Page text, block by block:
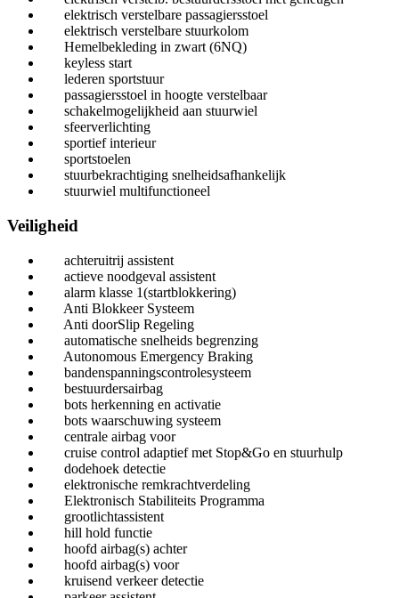
elektrisch verstelbare passagiersstoel
elektrisch verstelbare stuurkolom
Hemelbekleding in zwart (6NQ)
keyless start
lederen sportstuur
passagiersstoel in hoogte verstelbaar
schakelmogelijkheid aan stuurwiel
sfeerverlichting
sportief interieur
sportstoelen
stuurbekrachtiging snelheidsafhankelijk
stuurwiel multifunctioneel
Veiligheid
achteruitrij assistent
actieve noodgeval assistent
alarm klasse 1(startblokkering)
Anti Blokkeer Systeem
Anti doorSlip Regeling
automatische snelheids begrenzing
Autonomous Emergency Braking
bandenspanningscontrolesysteem
bestuurdersairbag
bots herkenning en activatie
bots waarschuwing systeem
centrale airbag voor
cruise control adaptief met Stop&Go en stuurhulp
dodehoek detectie
elektronische remkrachtverdeling
Elektronisch Stabiliteits Programma
grootlichtassistent
hill hold functie
hoofd airbag(s) achter
hoofd airbag(s) voor
kruisend verkeer detectie